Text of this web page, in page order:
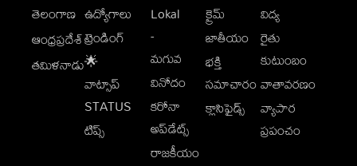
తెలంగాణ
ఆంధ్రప్రదేశ్
తమిళనాడు
ఉద్యోగాలు
ట్రెండింగ్
🌟
వాట్సాప్
STATUS
టిప్స్
Lokal
-
మగువ
వినోదం
కరోనా
అప్‌డేట్స్
రాజకీయం
క్రైమ్
జాతీయం
భక్తి
సమాచారం
క్లాసిఫైడ్స్
విద్య
రైతు
కుటుంబం
వాతావరణం
వ్యాపార
ప్రపంచం